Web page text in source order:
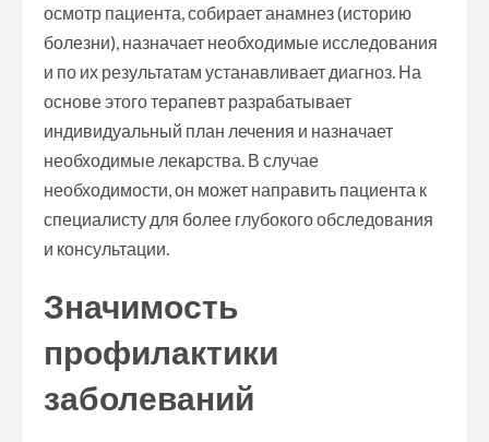
осмотр пациента, собирает анамнез (историю
болезни), назначает необходимые исследования
и по их результатам устанавливает диагноз. На
основе этого терапевт разрабатывает
индивидуальный план лечения и назначает
необходимые лекарства. В случае
необходимости, он может направить пациента к
специалисту для более глубокого обследования
и консультации.
Значимость
профилактики
заболеваний